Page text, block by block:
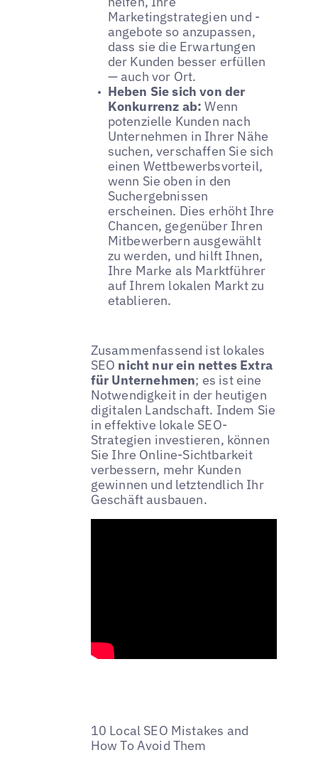
Marketingstrategien und -
angebote so anzupassen,
dass sie die Erwartungen
der Kunden besser erfüllen
— auch vor Ort.
Heben Sie sich von der
Konkurrenz ab: Wenn
potenzielle Kunden nach
Unternehmen in Ihrer Nähe
suchen, verschaffen Sie sich
einen Wettbewerbsvorteil,
wenn Sie oben in den
Suchergebnissen
erscheinen. Dies erhöht Ihre
Chancen, gegenüber Ihren
Mitbewerbern ausgewählt
zu werden, und hilft Ihnen,
Ihre Marke als Marktführer
auf Ihrem lokalen Markt zu
etablieren.
Zusammenfassend ist lokales
SEO nicht nur ein nettes Extra
für Unternehmen; es ist eine
Notwendigkeit in der heutigen
digitalen Landschaft. Indem Sie
in effektive lokale SEO-
Strategien investieren, können
Sie Ihre Online-Sichtbarkeit
verbessern, mehr Kunden
gewinnen und letztendlich Ihr
Geschäft ausbauen.
10 Local SEO Mistakes and
How To Avoid Them